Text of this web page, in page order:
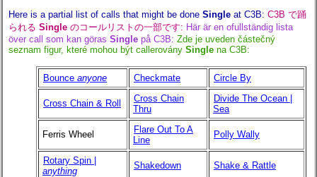
Here is a partial list of calls that might be done Single at C3B: C3B で踊
られる Single のコールリストの一部です: Här är en ofullständig lista
över call som kan göras Single på C3B: Zde je uveden částečný
seznam figur, které mohou být callerovány Single na C3B:
Bounce anyone Checkmate Circle By
Cross Chain & Roll
Cross Chain
Thru
Divide The Ocean |
Sea
Ferris Wheel
Flare Out To A
Line
Polly Wally
Rotary Spin |
anything
Shakedown Shake & Rattle